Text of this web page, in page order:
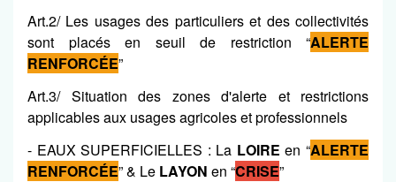
Art.2/ Les usages des particuliers et des collectivités
sont placés en seuil de restriction “ALERTE
RENFORCÉE”
Art.3/ Situation des zones d'alerte et restrictions
applicables aux usages agricoles et professionnels
- EAUX SUPERFICIELLES : La LOIRE en “ALERTE
RENFORCÉE” & Le LAYON en “CRISE”